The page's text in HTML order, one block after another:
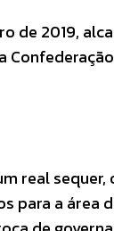
de 2019,
real sequer,
para a área